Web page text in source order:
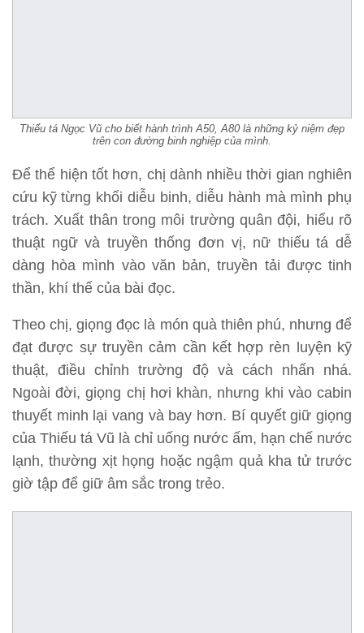
Thiếu tá Ngọc Vũ cho biết hành trình A50, A80 là những kỷ niệm đẹp
trên con đường binh nghiệp của mình.
Để thể hiện tốt hơn, chị dành nhiều thời gian nghiên
cứu kỹ từng khối diễu binh, diễu hành mà mình phụ
trách. Xuất thân trong môi trường quân đội, hiểu rõ
thuật ngữ và truyền thống đơn vị, nữ thiếu tá dễ
dàng hòa mình vào văn bản, truyền tải được tinh
thần, khí thế của bài đọc.
Theo chị, giọng đọc là món quà thiên phú, nhưng để
đạt được sự truyền cảm cần kết hợp rèn luyện kỹ
thuật, điều chỉnh trường độ và cách nhấn nhá.
Ngoài đời, giọng chị hơi khàn, nhưng khi vào cabin
thuyết minh lại vang và bay hơn. Bí quyết giữ giọng
của Thiếu tá Vũ là chỉ uống nước ấm, hạn chế nước
lạnh, thường xịt họng hoặc ngậm quả kha tử trước
giờ tập để giữ âm sắc trong trẻo.